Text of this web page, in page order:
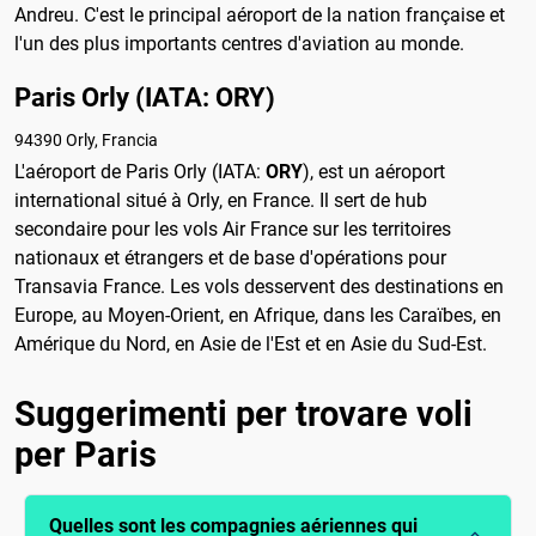
Andreu. C'est le principal aéroport de la nation française et
l'un des plus importants centres d'aviation au monde.
Paris Orly (IATA: ORY)
94390 Orly, Francia
L'aéroport de Paris Orly (IATA: ORY), est un aéroport
international situé à Orly, en France. Il sert de hub
secondaire pour les vols Air France sur les territoires
nationaux et étrangers et de base d'opérations pour
Transavia France. Les vols desservent des destinations en
Europe, au Moyen-Orient, en Afrique, dans les Caraïbes, en
Amérique du Nord, en Asie de l'Est et en Asie du Sud-Est.
Suggerimenti per trovare voli
per Paris
Quelles sont les compagnies aériennes qui